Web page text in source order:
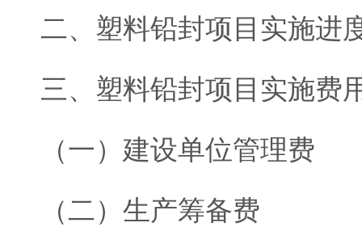
二、塑料铅封项目实施进
三、塑料铅封项目实施费
（一）建设单位管理费
（二）生产筹备费